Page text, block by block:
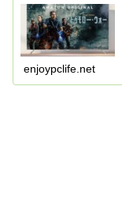
enjoypclife.net